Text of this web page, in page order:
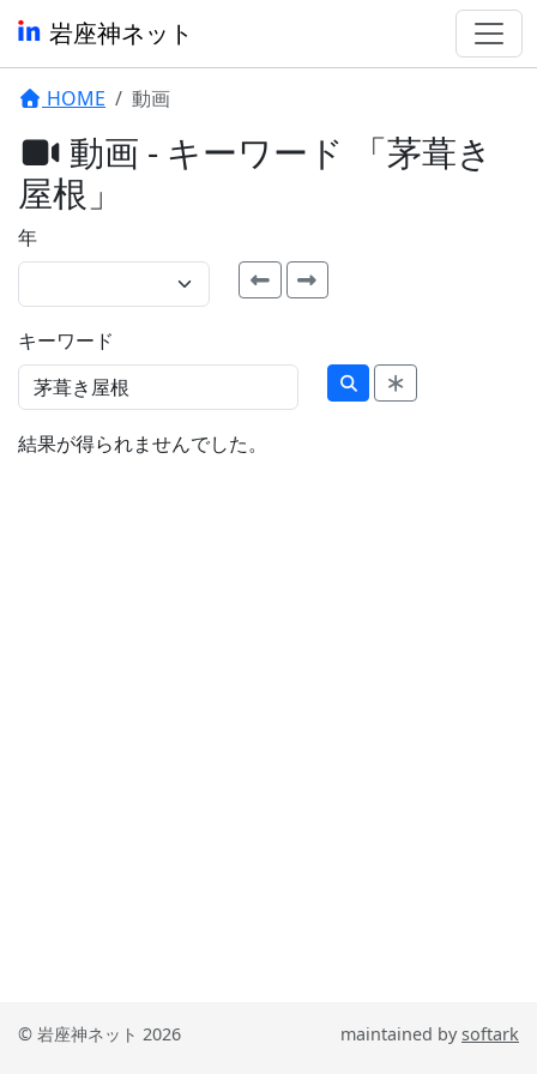
岩座神ネット
HOME 動画
動画 - キーワード 「茅葺き
屋根」
年
キーワード
結果が得られませんでした。
© 岩座神ネット 2026 maintained bysoftark